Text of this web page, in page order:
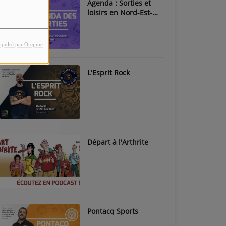
par Orejime
Agenda : Sorties et
loisirs en Nord-Est-
L'Esprit Rock
Départ à l'Arthrite
Pontacq Sports